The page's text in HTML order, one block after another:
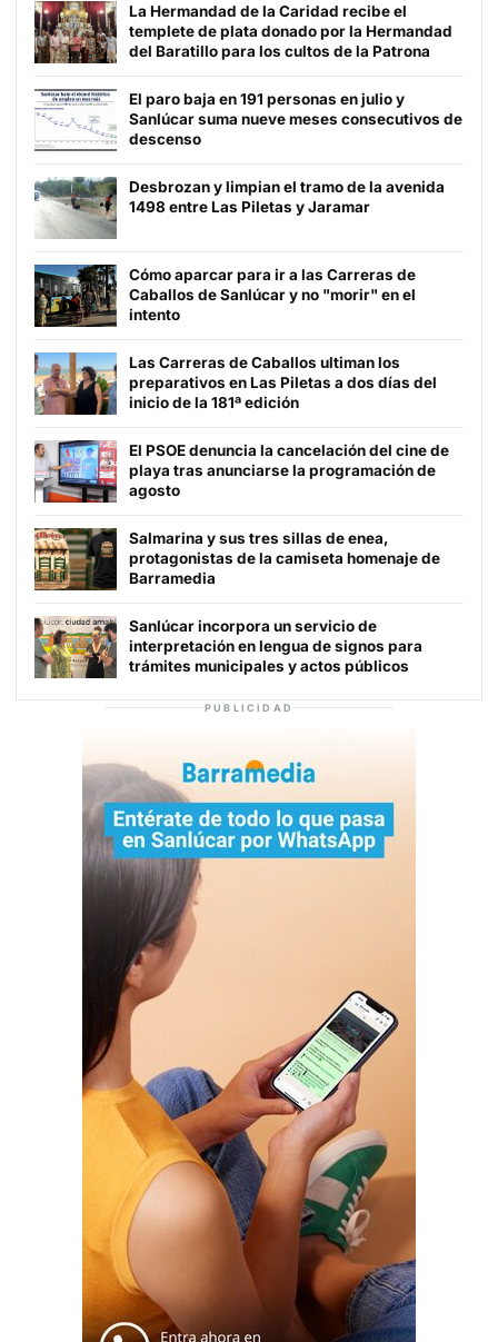
La Hermandad de la Caridad recibe el
templete de plata donado por la Hermandad
del Baratillo para los cultos de la Patrona
El paro baja en 191 personas en julio y
Sanlúcar suma nueve meses consecutivos de
descenso
Desbrozan y limpian el tramo de la avenida
1498 entre Las Piletas y Jaramar
Cómo aparcar para ir a las Carreras de
Caballos de Sanlúcar y no "morir" en el
intento
Las Carreras de Caballos ultiman los
preparativos en Las Piletas a dos días del
inicio de la 181ª edición
El PSOE denuncia la cancelación del cine de
playa tras anunciarse la programación de
agosto
Salmarina y sus tres sillas de enea,
protagonistas de la camiseta homenaje de
Barramedia
Sanlúcar incorpora un servicio de
interpretación en lengua de signos para
trámites municipales y actos públicos
PUBLICIDAD